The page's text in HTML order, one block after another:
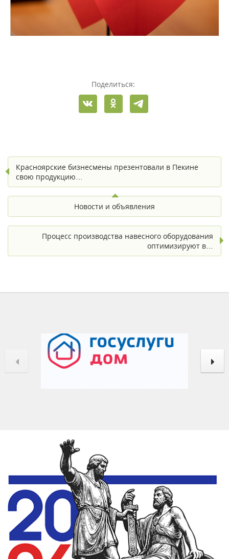
Поделиться:
Красноярские бизнесмены презентовали в Пекине
свою продукцию…
Новости и объявления
Процесс производства навесного оборудования
оптимизируют в…